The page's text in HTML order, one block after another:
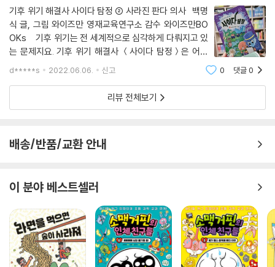
기후 위기 해결사 사이다 탐정 ② 사라진 판다 의사 백명
식 글, 그림 와이즈만 영재교육연구소 감수 와이즈만BO
OKs 기후 위기는 전 세계적으로 심각하게 다뤄지고 있
는 문제지요. 기후 위기 해결사 ＜사이다 탐정＞은 어린
이의 눈높이에서 본 기후 위기 이야기 입니다. 1권에서
인을 찾아냈던 사이다 탐정이
d*****s 2022.06.06. 신고 0 댓글0
리뷰 전체보기
배송/반품/교환 안내
이 분야 베스트셀러